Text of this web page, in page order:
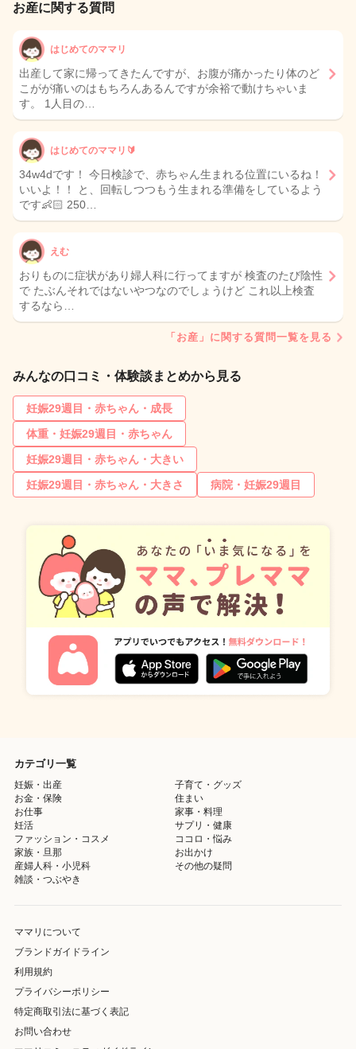
お産に関する質問
はじめてのママリ
出産して家に帰ってきたんですが、お腹が痛かったり体のど
こがが痛いのはもちろんあるんですが余裕で動けちゃいま
す。 1人目の…
はじめてのママリ🔰
34w4dです！ 今日検診で、赤ちゃん生まれる位置にいるね！
いいよ！！ と、回転しつつもう生まれる準備をしているよう
です👶🏻 250…
えむ
おりものに症状があり婦人科に行ってますが 検査のたび陰性
で たぶんそれではないやつなのでしょうけど これ以上検査
するなら…
「お産」に関する質問一覧を見る
みんなの口コミ・体験談まとめから見る
妊娠29週目・赤ちゃん・成長
体重・妊娠29週目・赤ちゃん
妊娠29週目・赤ちゃん・大きい
妊娠29週目・赤ちゃん・大きさ
病院・妊娠29週目
カテゴリ一覧
妊娠・出産
子育て・グッズ
お金・保険
住まい
お仕事
家事・料理
妊活
サプリ・健康
ファッション・コスメ
ココロ・悩み
家族・旦那
お出かけ
産婦人科・小児科
その他の疑問
雑談・つぶやき
ママリについて
ブランドガイドライン
利用規約
プライバシーポリシー
特定商取引法に基づく表記
お問い合わせ